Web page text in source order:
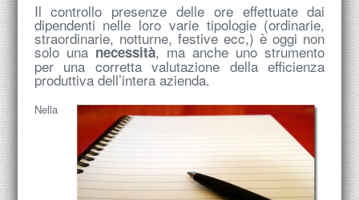
Il controllo presenze delle ore effettuate dai
dipendenti nelle loro varie tipologie (ordinarie,
straordinarie, notturne, festive ecc,) è oggi non
solo una necessità, ma anche uno strumento
per una corretta valutazione della efficienza
produttiva dell’intera azienda.
Nella